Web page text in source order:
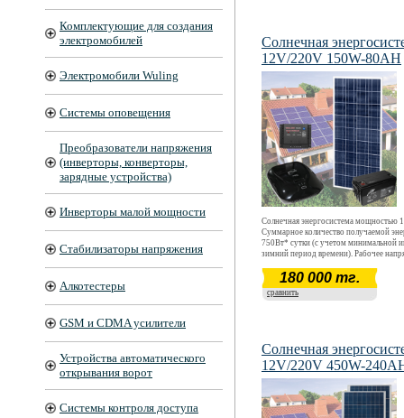
Комплектующие для создания
электромобилей
Электромобили Wuling
Системы оповещения
Преобразователи напряжения
(инверторы, конверторы,
зарядные устройства)
Инверторы малой мощности
Стабилизаторы напряжения
Алкотестеры
GSM и CDMA усилители
Устройства автоматического
открывания ворот
Системы контроля доступа
Солнечная
12V/220V 150W-80AH
Солнечная энергосистема мощностью
Суммарное количество получаемой
750Вт* сутки (с учетом минимальной
зимний период времени). Рабочее
эксплуатации энергосистемы-
круглосуточный, запас энергии на 24
полном отсутствии солнца.
180 000 тг.
сравнить
Солнечная
12V/220V 450W-